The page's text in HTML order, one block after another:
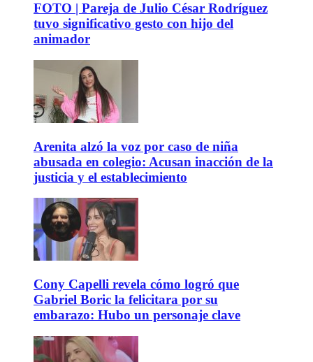
FOTO | Pareja de Julio César Rodríguez
tuvo significativo gesto con hijo del
animador
Arenita alzó la voz por caso de niña
abusada en colegio: Acusan inacción de la
justicia y el establecimiento
Cony Capelli revela cómo logró que
Gabriel Boric la felicitara por su
embarazo: Hubo un personaje clave